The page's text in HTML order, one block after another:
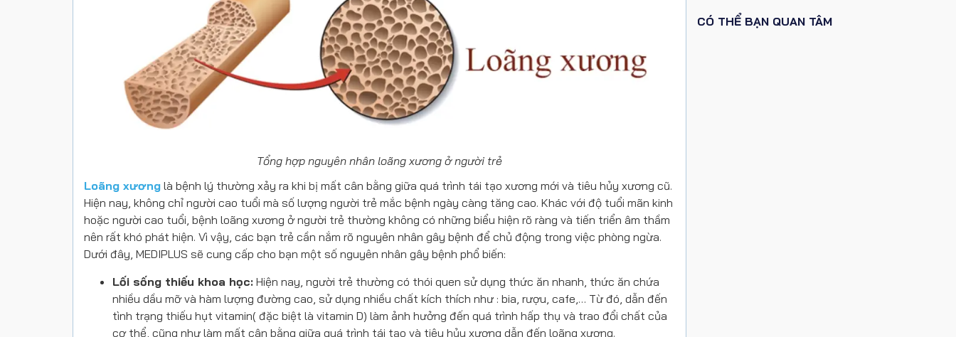
Tổng hợp nguyên nhân loãng xương ở người trẻ
Loãng xương là bệnh lý thường xảy ra khi bị mất cân bằng giữa quá trình tái tạo xương mới và tiêu hủy xương cũ.
Hiện nay, không chỉ người cao tuổi mà số lượng người trẻ mắc bệnh ngày càng tăng cao. Khác với độ tuổi mãn kinh
hoặc người cao tuổi, bệnh loãng xương ở người trẻ thường không có những biểu hiện rõ ràng và tiến triển âm thầm
nên rất khó phát hiện. Vì vậy, các bạn trẻ cần nắm rõ nguyên nhân gây bệnh để chủ động trong việc phòng ngừa.
Dưới đây, MEDIPLUS sẽ cung cấp cho bạn một số nguyên nhân gây bệnh phổ biến:
Lối sống thiếu khoa học: Hiện nay, người trẻ thường có thói quen sử dụng thức ăn nhanh, thức ăn chứa
nhiều dầu mỡ và hàm lượng đường cao, sử dụng nhiều chất kích thích như : bia, rượu, cafe,… Từ đó, dẫn đến
tình trạng thiếu hụt vitamin( đặc biệt là vitamin D) làm ảnh hưởng đến quá trình hấp thụ và trao đổi chất của
cơ thể, cũng như làm mất cân bằng giữa quá trình tái tạo và tiêu hủy xương dẫn đến loãng xương.
CÓ THỂ BẠN QUAN TÂM